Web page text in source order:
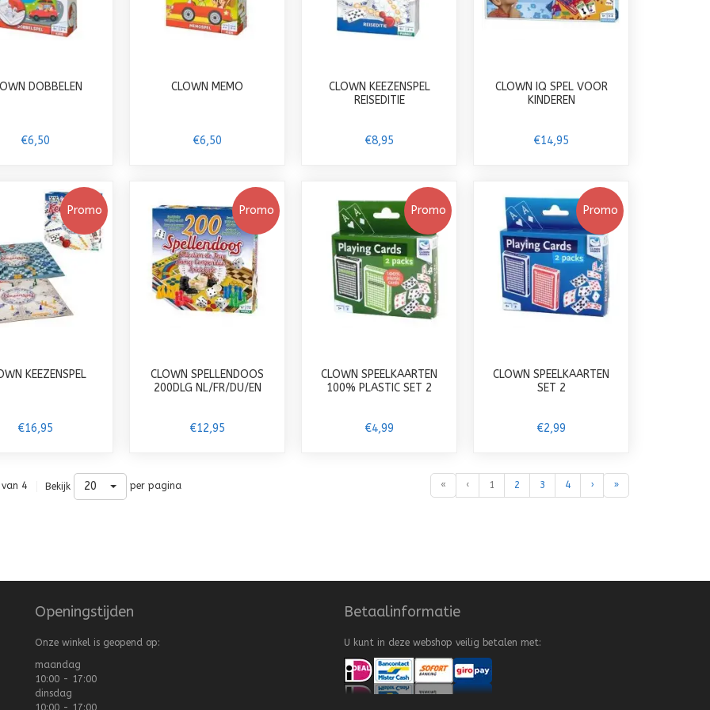
DOBBELEN
€6,50
CLOWN MEMO
€6,50
CLOWN KEEZENSPEL
REISEDITIE
€8,95
CLOWN IQ SPEL VOOR
KINDEREN
€14,95
Promo
KEEZENSPEL
€16,95
Promo
CLOWN SPELLENDOOS
200DLG NL/FR/DU/EN
€12,95
Promo
CLOWN SPEELKAARTEN
100% PLASTIC SET 2
€4,99
Promo
CLOWN SPEELKAARTEN
SET 2
€2,99
4 Bekijk 20 per pagina « ‹ 1 2 3 4 › »
Openingstijden
Onze winkel is geopend op:
maandag
10:00 - 17:00
dinsdag
10:00 - 17:00
Betaalinformatie
U kunt in deze webshop veilig betalen met: